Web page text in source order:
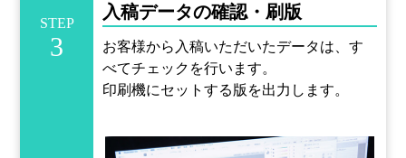
STEP
3
入稿データの確認・刷版
お客様から入稿いただいたデータは、す
べてチェックを行います。
印刷機にセットする版を出力します。